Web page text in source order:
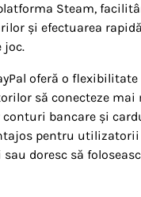
Steam,
și efectuarea
joc.
oferă o
să conecteze mai
bancare și
pentru utilizatorii
doresc să